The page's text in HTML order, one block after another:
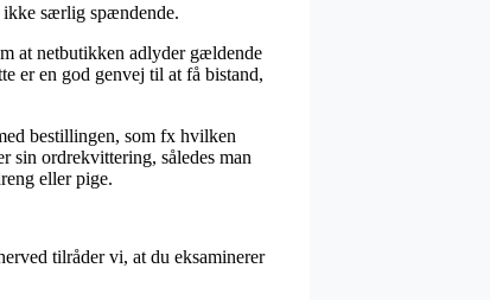
ikke særlig spændende.
at netbutikken adlyder gældende
er en god genvej til at få bistand,
bestillingen, som fx hvilken
sin ordrekvittering, således man
eller pige.
tilråder vi, at du eksaminerer